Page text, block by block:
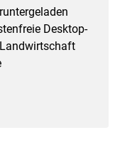
Desktop-